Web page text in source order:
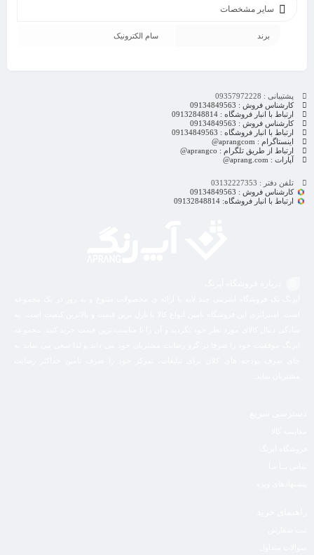
سایر مشخصات
برند سام الکترونیک
پشتیبانی : 09357972228
کارشناس فروش : 09134849563
ارتباط با انبار فروشگاه : 09132848814
کارشناس فروش : 09134849563
ارتباط با انبار فروشگاه : 09134849563
اینستاگرام : aprangcom@
ارتباط از طریق تلگرام : aprangco@
آپارات : aprang.com@
تلفن دفتر : 03132227353
کارشناس فروش : 09134849563
ارتباط با انبار فروشگاه: 09132848814